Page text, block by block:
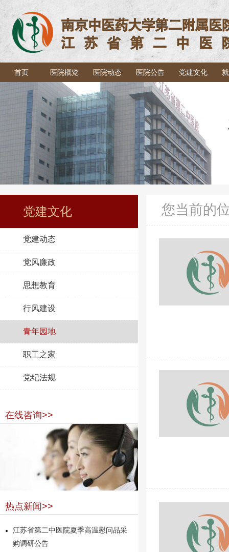
首页 医院概览 医院动态 医院公告 党建文化
党建文化
党建动态
党风廉政
思想教育
行风建设
青年园地
职工之家
党纪法规
在线咨询>>
热点新闻>>
江苏省第二中医院夏季高温慰问品采
购调研公告
您当前的